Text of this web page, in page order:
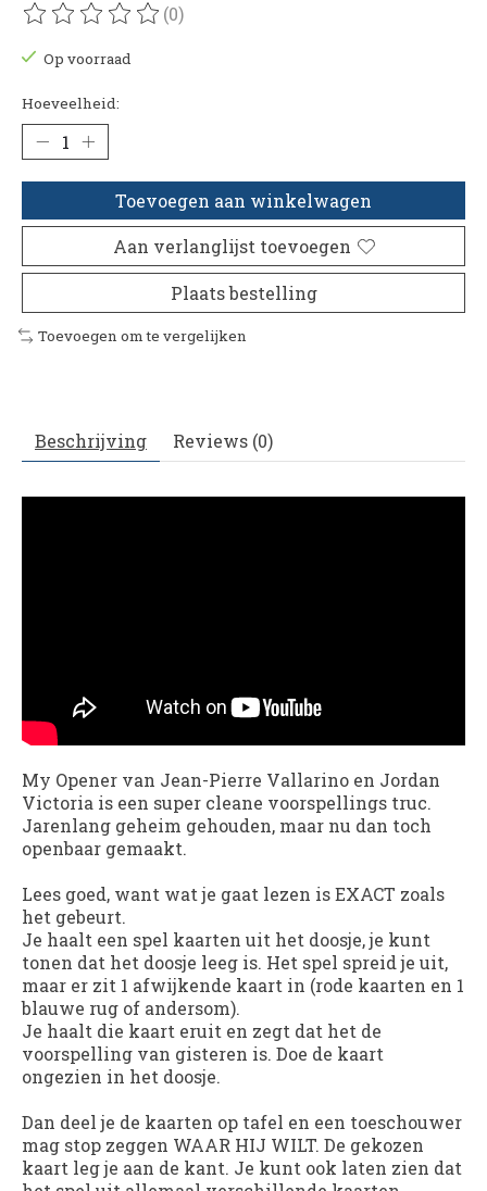
De beoordeling van dit product is
(0)
Op voorraad
Hoeveelheid:
Toevoegen aan winkelwagen
Aan verlanglijst toevoegen
Plaats bestelling
Toevoegen om te vergelijken
Beschrijving Reviews (0)
My Opener van Jean-Pierre Vallarino en Jordan
Victoria is een super cleane voorspellings truc.
Jarenlang geheim gehouden, maar nu dan toch
openbaar gemaakt.
Lees goed, want wat je gaat lezen is EXACT zoals
het gebeurt.
Je haalt een spel kaarten uit het doosje, je kunt
tonen dat het doosje leeg is. Het spel spreid je uit,
maar er zit 1 afwijkende kaart in (rode kaarten en 1
blauwe rug of andersom).
Je haalt die kaart eruit en zegt dat het de
voorspelling van gisteren is. Doe de kaart
ongezien in het doosje.
Dan deel je de kaarten op tafel en een toeschouwer
mag stop zeggen WAAR HIJ WILT. De gekozen
kaart leg je aan de kant. Je kunt ook laten zien dat